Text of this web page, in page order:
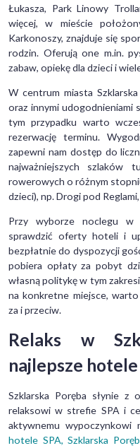
Łukasza, Park Linowy
więcej, w mieście
Karkonoszy, znajduje się
rodzin. Oferują one m.in.
zabaw, opiekę dla dzieci i
W centrum miasta
oraz innymi udogodnieniami
tym przypadku warto
rezerwację terminu.
zapewni nam dostęp do
najważniejszych szlaków
rowerowych o różnym
dzieci), np. Drogi pod
Przy wyborze noclegu w
sprawdzić oferty hoteli i
bezpłatnie do dyspozycji
pobiera opłaty za pobyt
własną politykę w tym
na konkretne miejsce,
za i przeciw.
Relaks w
najlepsze hotele
Szklarska Poręba słynie z
relaksowi w strefie SPA i
aktywnemu wypoczynkowi
hotele SPA, Szklarska